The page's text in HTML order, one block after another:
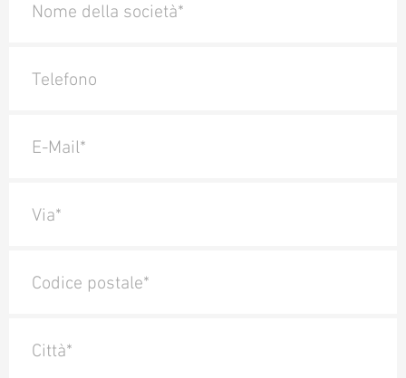
Nome della società*
Telefono
E-Mail*
Via*
Codice postale*
Città*